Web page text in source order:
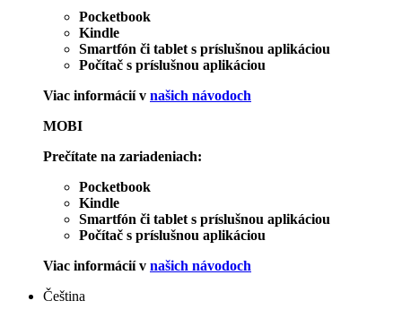
Pocketbook
Kindle
Smartfón či tablet s príslušnou aplikáciou
Počítač s príslušnou aplikáciou
Viac informácií v našich návodoch
MOBI
Prečítate na zariadeniach:
Pocketbook
Kindle
Smartfón či tablet s príslušnou aplikáciou
Počítač s príslušnou aplikáciou
Viac informácií v našich návodoch
Čeština